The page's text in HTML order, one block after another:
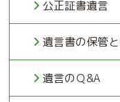
公正証書遺言
遺言書の保管
遺言のＱ&A